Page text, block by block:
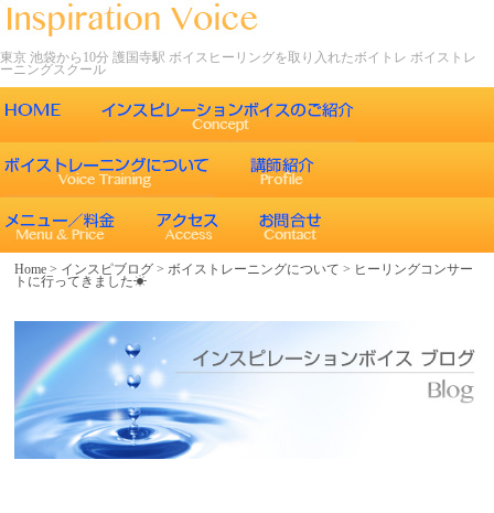
東京 池袋から10分 護国寺駅 ボイスヒーリングを取り入れたボイトレ ボイストレ
ーニングスクール
ごあいさつ
インスピレーションボイスの特徴
エネルギーワークとヒーリング効果
ボイスヒーリング
声について
インスピレーションボイスのボイストレーニング
レッスン内容
コース紹介
歌うことの効果
Home > インスピブログ >ボイストレーニングについて > ヒーリングコンサー
トに行ってきました☀